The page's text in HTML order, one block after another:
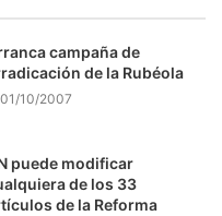
campaña de
de la Rubéola
01/10/2007
puede modificar
de los 33
de la Reforma